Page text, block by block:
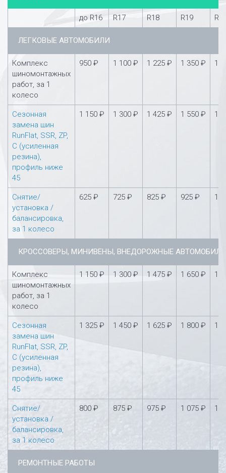
до R16 R17 R18 R19
ЛЕГКОВЫЕ АВТОМОБИЛИ
Комплекс
шиномонтажных
работ, за 1
колесо
950 ₽ 1 100 ₽ 1 225 ₽ 1 350 ₽ 1
Сезонная
замена шин
RunFlat, SSR, ZP,
С (усиленная
резина),
профиль ниже
45
1 150 ₽ 1 300 ₽ 1 425 ₽ 1 550 ₽ 1
Снятие/
установка /
балансировка,
за 1 колесо
625 ₽ 725 ₽ 825 ₽ 925 ₽ 1
КРОССОВЕРЫ, МИНИВЕНЫ, ВНЕДОРОЖНЫЕ АВТОМОБИЛИ
Комплекс
шиномонтажных
работ, за 1
колесо
1 150 ₽ 1 300 ₽ 1 475 ₽ 1 650 ₽ 1
Сезонная
замена шин
RunFlat, SSR, ZP,
С (усиленная
резина),
профиль ниже
45
1 325 ₽ 1 450 ₽ 1 625 ₽ 1 800 ₽ 1
Снятие/
установка /
балансировка,
за 1 колесо
800 ₽ 875 ₽ 975 ₽ 1 075 ₽ 1
РЕМОНТНЫЕ РАБОТЫ